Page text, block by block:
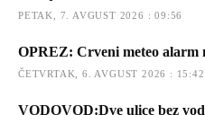
PETAK, 7. AVGUST 2026 : 09:56
OPREZ: Crveni meteo alarm
ČETVRTAK, 6. AVGUST 2026 : 15:42
VODOVOD:Dve ulice bez